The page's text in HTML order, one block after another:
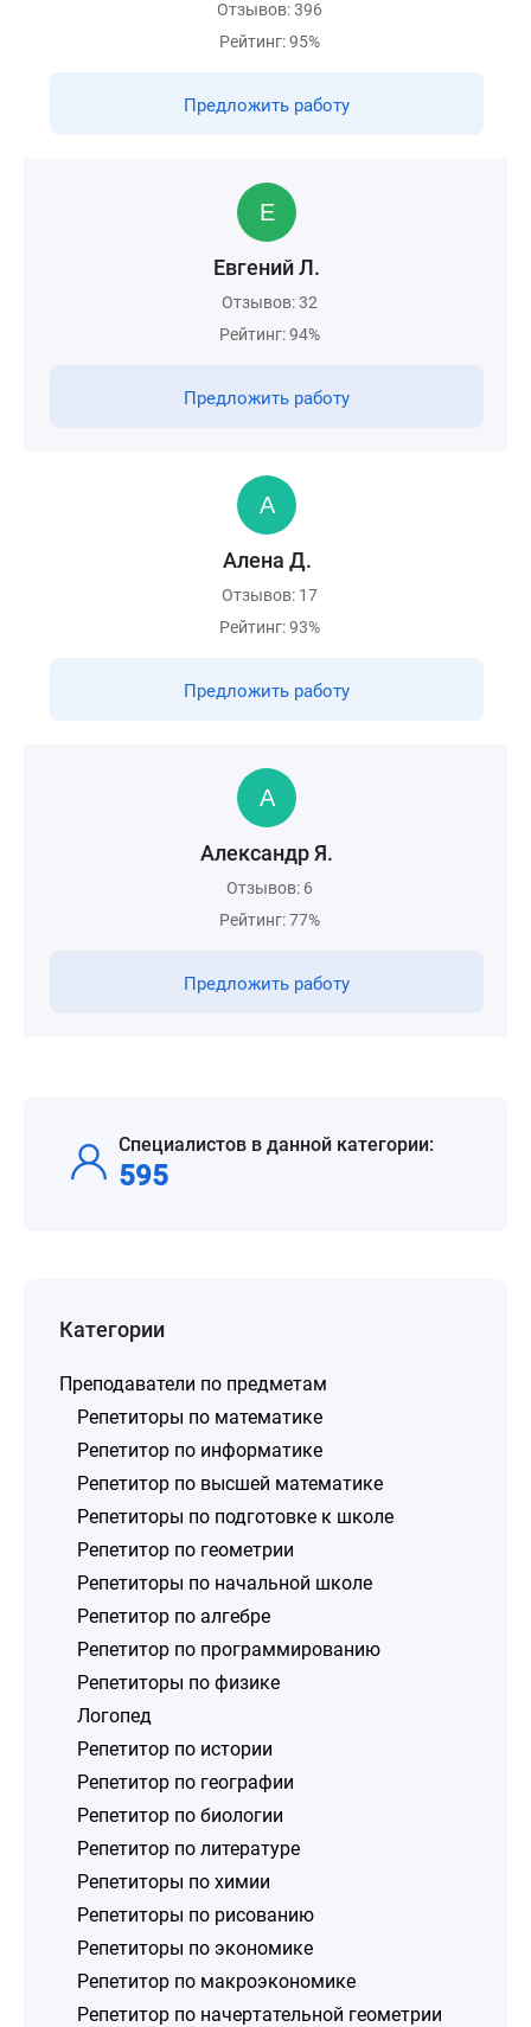
Отзывов: 396
Рейтинг: 95%
Предложить работу
Евгений Л.
Отзывов: 32
Рейтинг: 94%
Предложить работу
Алена Д.
Отзывов: 17
Рейтинг: 93%
Предложить работу
Александр Я.
Отзывов: 6
Рейтинг: 77%
Предложить работу
Специалистов в данной категории:
595
Категории
Преподаватели по предметам
Репетиторы по математике
Репетитор по информатике
Репетитор по высшей математике
Репетиторы по подготовке к школе
Репетитор по геометрии
Репетиторы по начальной школе
Репетитор по алгебре
Репетитор по программированию
Репетиторы по физике
Логопед
Репетитор по истории
Репетитор по географии
Репетитор по биологии
Репетитор по литературе
Репетиторы по химии
Репетиторы по рисованию
Репетиторы по экономике
Репетитор по макроэкономике
Репетитор по начертательной геометрии